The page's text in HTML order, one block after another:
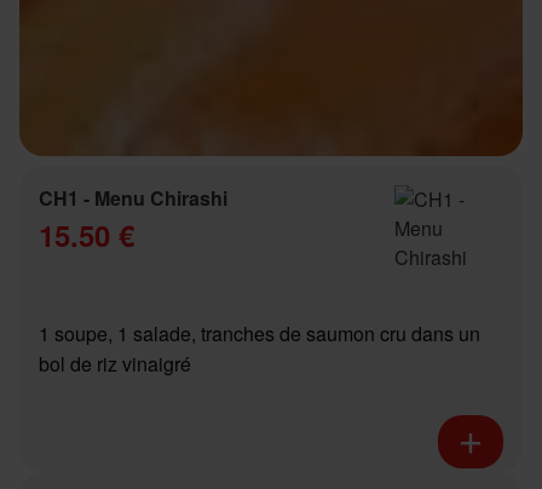
CH1 - Menu Chirashi
15.50 €
1 soupe, 1 salade, tranches de saumon cru dans un
bol de riz vinaigré